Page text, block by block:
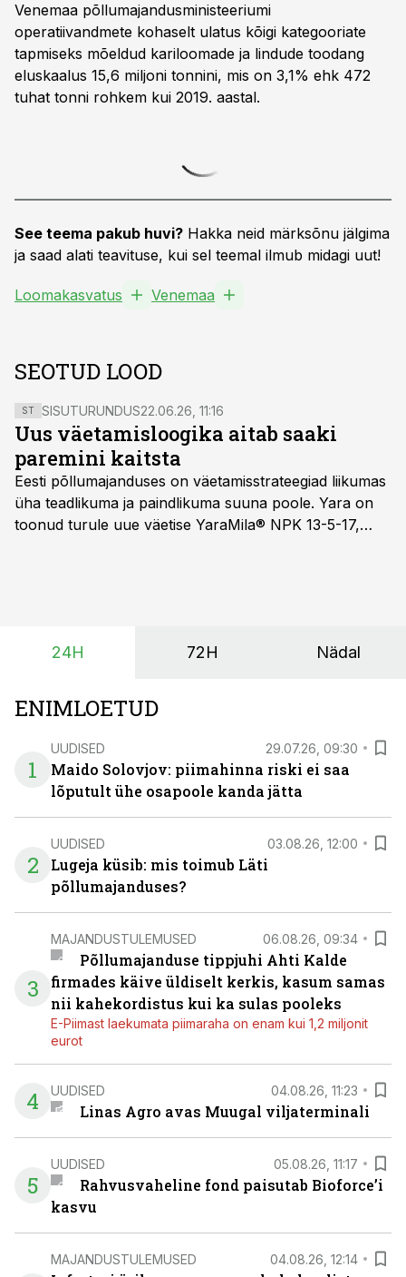
Venemaa põllumajandusministeeriumi
operatiivandmete kohaselt ulatus kõigi kategooriate
tapmiseks mõeldud kariloomade ja lindude toodang
eluskaalus 15,6 miljoni tonnini, mis on 3,1% ehk 472
tuhat tonni rohkem kui 2019. aastal.
See teema pakub huvi? Hakka neid märksõnu jälgima
ja saad alati teavituse, kui sel teemal ilmub midagi uut!
Loomakasvatus Venemaa
SEOTUD LOOD
ST SISUTURUNDUS22.06.26, 11:16
Uus väetamisloogika aitab saaki
paremini kaitsta
Eesti põllumajanduses on väetamisstrateegiad liikumas
üha teadlikuma ja paindlikuma suuna poole. Yara on
toonud turule uue väetise YaraMila® NPK 13-5-17,
24H 72H Nädal
ENIMLOETUD
1
UUDISED 29.07.26, 09:30
Maido Solovjov: piimahinna riski ei saa
lõputult ühe osapoole kanda jätta
2
UUDISED 03.08.26, 12:00
Lugeja küsib: mis toimub Läti
põllumajanduses?
3
MAJANDUSTULEMUSED 06.08.26, 09:34
Põllumajanduse tippjuhi Ahti Kalde
firmades käive üldiselt kerkis, kasum samas
nii kahekordistus kui ka sulas pooleks
E-Piimast laekumata piimaraha on enam kui 1,2 miljonit
eurot
4 UUDISED 04.08.26, 11:23
Linas Agro avas Muugal viljaterminali
5
UUDISED 05.08.26, 11:17
Rahvusvaheline fond paisutab Bioforce’i
kasvu
MAJANDUSTULEMUSED 04.08.26, 12:14